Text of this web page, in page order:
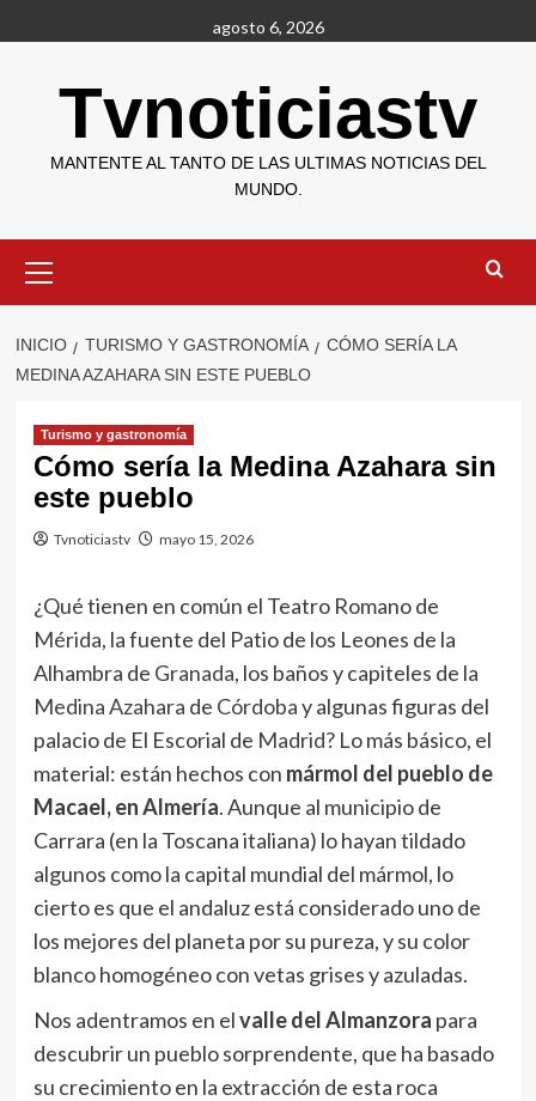
al
agosto 6, 2026
Tvnoticiastv
MANTENTE AL TANTO DE LAS ULTIMAS NOTICIAS DEL
MUNDO.
primario
INICIO TURISMO Y GASTRONOMÍA
CÓMO SERÍA LA
MEDINA AZAHARA SIN ESTE PUEBLO
Turismo y gastronomía
Cómo sería la Medina Azahara sin
este pueblo
Tvnoticiastv mayo 15, 2026
¿Qué tienen en común el Teatro Romano de
Mérida, la fuente del Patio de los Leones de la
Alhambra de Granada, los baños y capiteles de la
Medina Azahara de Córdobay algunas figuras del
palacio de El Escorial de Madrid? Lo más básico, el
material: están hechos con mármol del pueblo de
Macael, enAlmería. Aunque al municipio de
Carrara (en la Toscana italiana) lo hayan tildado
algunos como la capital mundial del mármol, lo
cierto es que el andaluz está considerado uno de
los mejores del planeta por su pureza, y su color
blanco homogéneo con vetas grises y azuladas.
Nos adentramos en elvalle del Almanzora para
descubrir un pueblo sorprendente, que ha basado
su crecimiento en la extracción de esta roca